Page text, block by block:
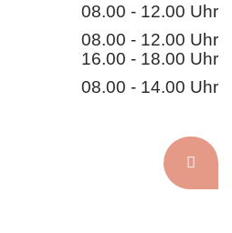
08.00 - 12.00 Uhr
08.00 - 12.00 Uhr
16.00 - 18.00 Uhr
08.00 - 14.00 Uhr